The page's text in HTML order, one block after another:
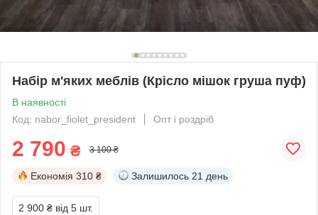
Набір м'яких меблів (Крісло мішок груша пуф)
В наявності
Код: nabor_fiolet_president
Опт і роздріб
2 790 ₴ 3 100 ₴
Економія 310 ₴ Залишилось 21 день
2 900 ₴ від 5 шт.